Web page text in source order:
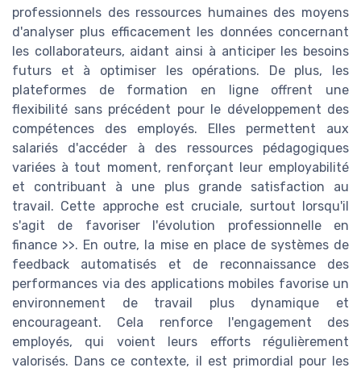
professionnels des ressources humaines des moyens
d'analyser plus efficacement les données concernant
les collaborateurs, aidant ainsi à anticiper les besoins
futurs et à optimiser les opérations. De plus, les
plateformes de formation en ligne offrent une
flexibilité sans précédent pour le développement des
compétences des employés. Elles permettent aux
salariés d'accéder à des ressources pédagogiques
variées à tout moment, renforçant leur employabilité
et contribuant à une plus grande satisfaction au
travail. Cette approche est cruciale, surtout lorsqu'il
s'agit de favoriser l'évolution professionnelle en
finance >>. En outre, la mise en place de systèmes de
feedback automatisés et de reconnaissance des
performances via des applications mobiles favorise un
environnement de travail plus dynamique et
encourageant. Cela renforce l'engagement des
employés, qui voient leurs efforts régulièrement
valorisés. Dans ce contexte, il est primordial pour les